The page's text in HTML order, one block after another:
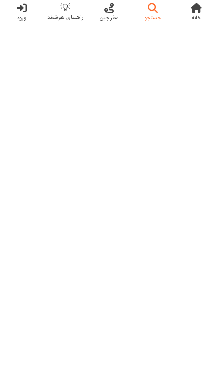
خانه جستجو سفر چین
💡
راهنمای هوشمند ورود